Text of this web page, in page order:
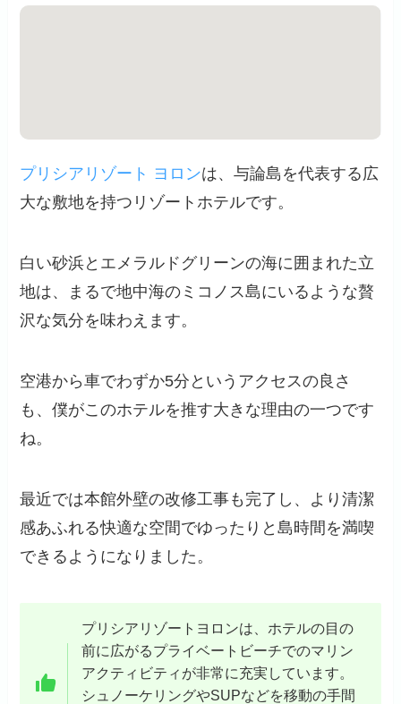
プリシアリゾート ヨロンは、与論島を代表する広
大な敷地を持つリゾートホテルです。
白い砂浜とエメラルドグリーンの海に囲まれた立
地は、まるで地中海のミコノス島にいるような贅
沢な気分を味わえます。
空港から車でわずか5分というアクセスの良さ
も、僕がこのホテルを推す大きな理由の一つです
ね。
最近では本館外壁の改修工事も完了し、より清潔
感あふれる快適な空間でゆったりと島時間を満喫
できるようになりました。
プリシアリゾートヨロンは、ホテルの目の
前に広がるプライベートビーチでのマリン
アクティビティが非常に充実しています。
シュノーケリングやSUPなどを移動の手間